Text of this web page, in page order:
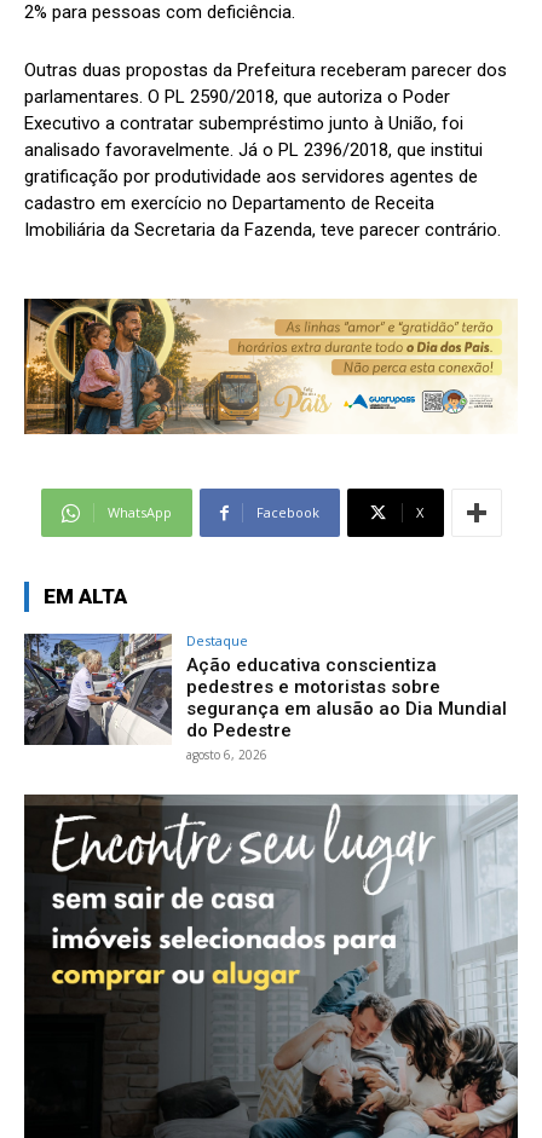
2% para pessoas com deficiência.
Outras duas propostas da Prefeitura receberam parecer dos
parlamentares. O PL 2590/2018, que autoriza o Poder
Executivo a contratar subempréstimo junto à União, foi
analisado favoravelmente. Já o PL 2396/2018, que institui
gratificação por produtividade aos servidores agentes de
cadastro em exercício no Departamento de Receita
Imobiliária da Secretaria da Fazenda, teve parecer contrário.
WhatsApp Facebook X
EM ALTA
Destaque
Ação educativa conscientiza
pedestres e motoristas sobre
segurança em alusão ao Dia Mundial
do Pedestre
agosto 6, 2026